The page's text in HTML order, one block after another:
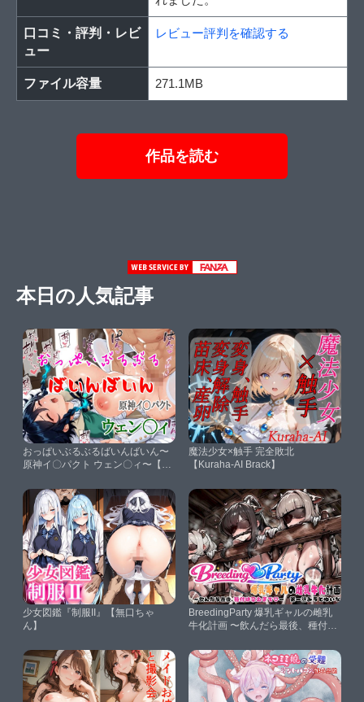
口コミ・評判・レビ
ュー
レビュー評判を確認する
ファイル容量 271.1MB
作品を読む
本日の人気記事
おっぱいぶるぶるばいんばいん〜
原神イ〇パクト ウェン〇ィ〜【ら
魔法少女×触手 完全敗北
【Kuraha-AI Brack】
少女図鑑『制服II』【無口ちゃ
ん】
BreedingParty 爆乳ギャルの雌乳
牛化計画 〜飲んだら最後、種付け
な【FudooManken】